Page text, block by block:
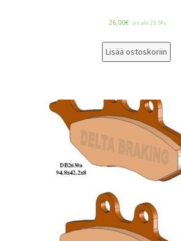
26,00€ sis alv 25.5%
Lisää ostoskoriin